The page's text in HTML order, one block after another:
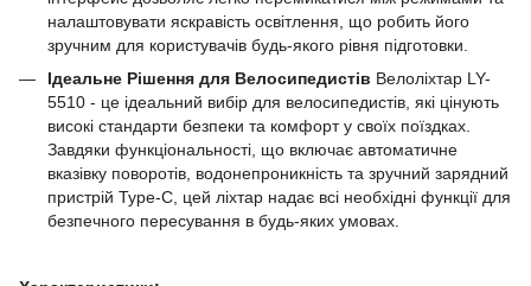
налаштовувати яскравість освітлення, що робить його
зручним для користувачів будь-якого рівня підготовки.
Ідеальне Рішення для Велосипедистів Велоліхтар LY-
5510 - це ідеальний вибір для велосипедистів, які цінують
високі стандарти безпеки та комфорт у своїх поїздках.
Завдяки функціональності, що включає автоматичне
вказівку поворотів, водонепроникність та зручний зарядний
пристрій Type-C, цей ліхтар надає всі необхідні функції для
безпечного пересування в будь-яких умовах.